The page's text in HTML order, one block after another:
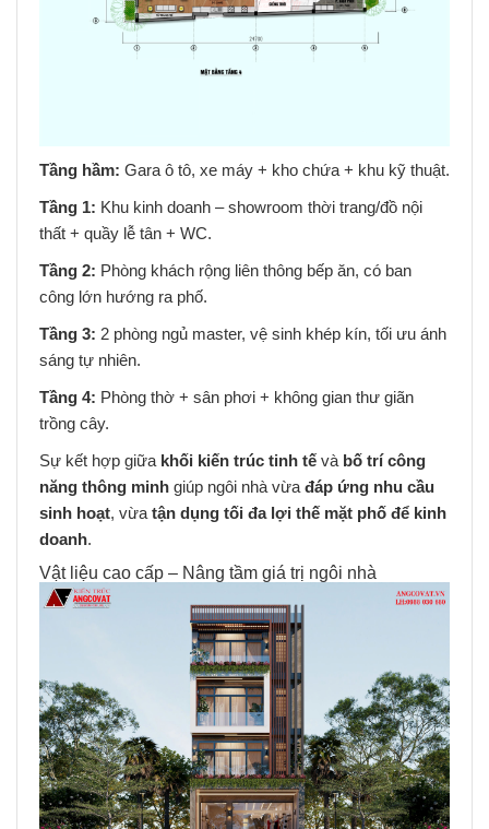
Tầng hầm: Gara ô tô, xe máy + kho chứa + khu kỹ thuật.
Tầng 1: Khu kinh doanh – showroom thời trang/đồ nội
thất + quầy lễ tân + WC.
Tầng 2: Phòng khách rộng liên thông bếp ăn, có ban
công lớn hướng ra phố.
Tầng 3: 2 phòng ngủ master, vệ sinh khép kín, tối ưu ánh
sáng tự nhiên.
Tầng 4: Phòng thờ + sân phơi + không gian thư giãn
trồng cây.
Sự kết hợp giữa khối kiến trúc tinh tế và bố trí công
năng thông minh giúp ngôi nhà vừa đáp ứng nhu cầu
sinh hoạt, vừa tận dụng tối đa lợi thế mặt phố để kinh
doanh.
Vật liệu cao cấp – Nâng tầm giá trị ngôi nhà